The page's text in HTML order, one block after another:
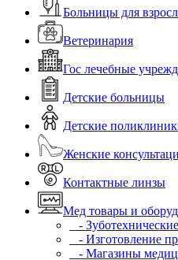
Больницы для
Ветеринария
Гос лечебные
Детские больницы
Детские
Женские
Контактные линзы
Мед товары и
-
- Изготовление
- Магазины